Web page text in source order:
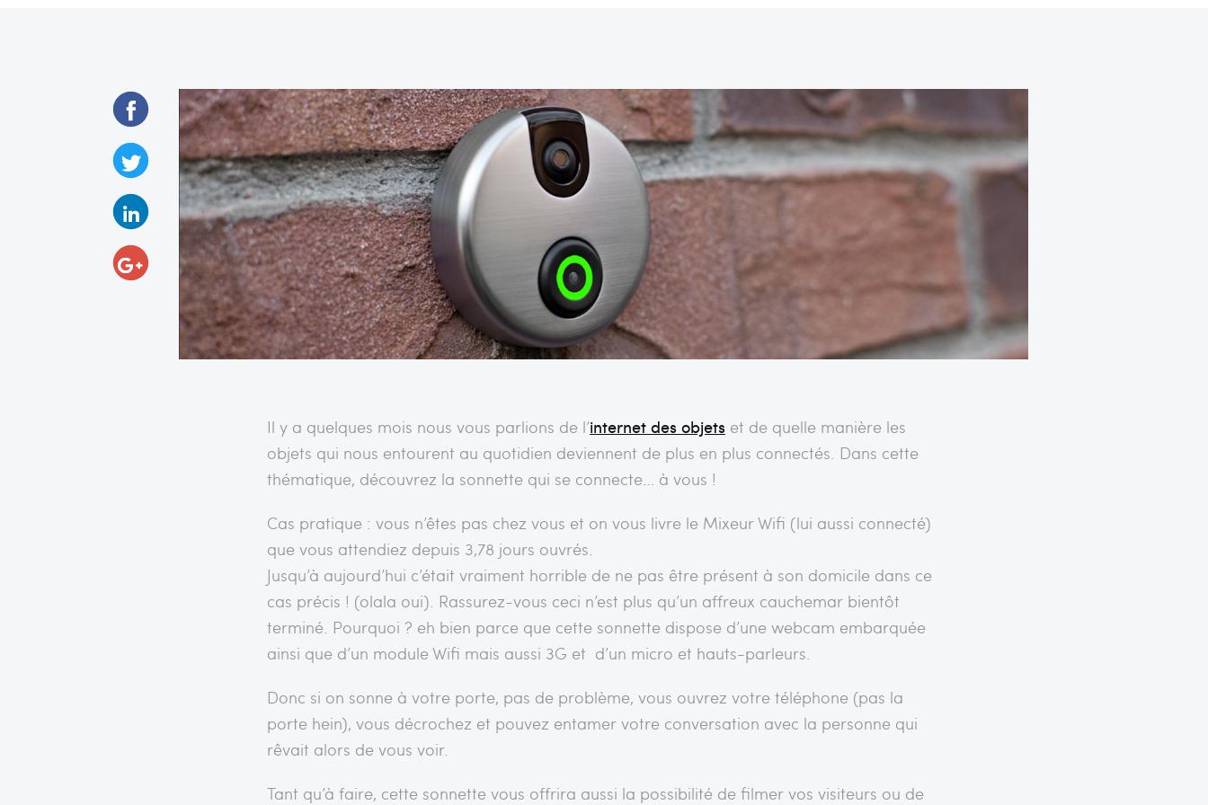
Il y a quelques mois nous vous parlions de l’internet des objets et de quelle manière les
objets qui nous entourent au quotidien deviennent de plus en plus connectés. Dans cette
thématique, découvrez la sonnette qui se connecte… à vous !
Cas pratique : vous n’êtes pas chez vous et on vous livre le Mixeur Wifi (lui aussi connecté)
que vous attendiez depuis 3,78 jours ouvrés.
Jusqu’à aujourd’hui c’était vraiment horrible de ne pas être présent à son domicile dans ce
cas précis ! (olala oui). Rassurez-vous ceci n’est plus qu’un affreux cauchemar bientôt
terminé. Pourquoi ? eh bien parce que cette sonnette dispose d’une webcam embarquée
ainsi que d’un module Wifi mais aussi 3G et d’un micro et hauts-parleurs.
Donc si on sonne à votre porte, pas de problème, vous ouvrez votre téléphone (pas la
porte hein), vous décrochez et pouvez entamer votre conversation avec la personne qui
rêvait alors de vous voir.
Tant qu’à faire, cette sonnette vous offrira aussi la possibilité de filmer vos visiteurs ou de